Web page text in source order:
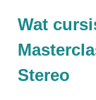
Wat
Stereo